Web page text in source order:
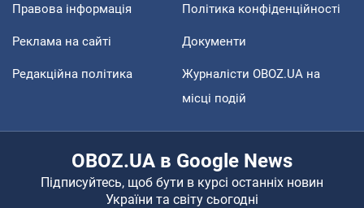
Правова інформація Політика конфіденційності
Реклама на сайті Документи
Редакційна політика
Журналісти OBOZ.UA на
місці подій
OBOZ.UA в Google News
Підписуйтесь, щоб бути в курсі останніх новин
України та світу сьогодні